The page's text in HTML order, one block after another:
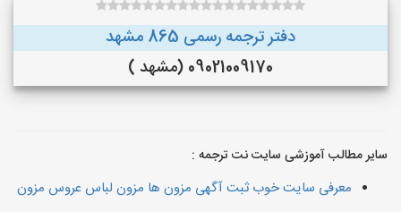
دفتر ترجمه رسمی 865 مشهد
09021009170 (مشهد )
سایر مطالب آموزشی سایت نت ترجمه :
معرفی سایت خوب ثبت آگهی مزون ها مزون لباس عروس مزون